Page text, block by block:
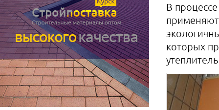
В
которых